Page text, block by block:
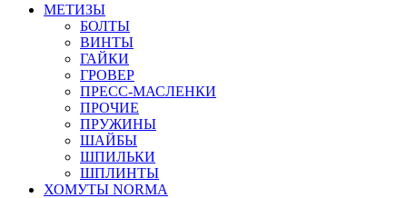
МЕТИЗЫ
БОЛТЫ
ВИНТЫ
ГАЙКИ
ГРОВЕР
ПРЕСС-МАСЛЕНКИ
ПРОЧИЕ
ПРУЖИНЫ
ШАЙБЫ
ШПИЛЬКИ
ШПЛИНТЫ
ХОМУТЫ NORMA